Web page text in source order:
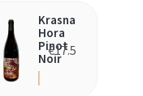
Krasna
Hora
Pinot
Noir
€17.5